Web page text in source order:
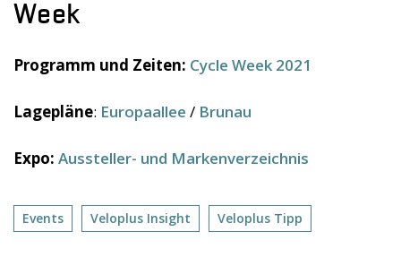
Week
Programm und Zeiten: Cycle Week 2021
Lagepläne: Europaallee / Brunau
Expo: Aussteller- und Markenverzeichnis
Events Veloplus Insight Veloplus Tipp